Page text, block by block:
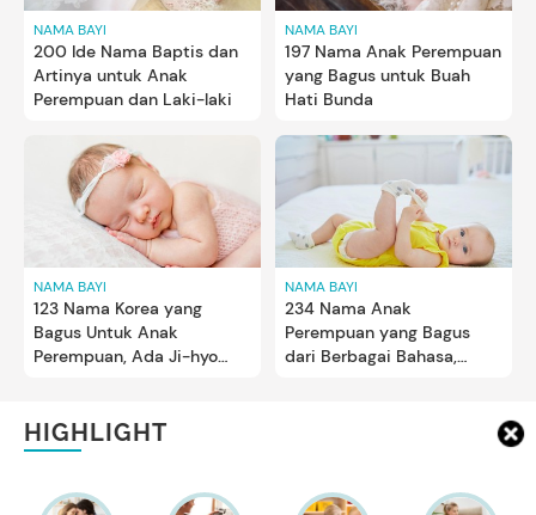
NAMA BAYI
200 Ide Nama Baptis dan
Artinya untuk Anak
Perempuan dan Laki-laki
NAMA BAYI
197 Nama Anak Perempuan
yang Bagus untuk Buah
Hati Bunda
NAMA BAYI
123 Nama Korea yang
Bagus Untuk Anak
Perempuan, Ada Ji-hyo
NAMA BAYI
234 Nama Anak
Perempuan yang Bagus
dari Berbagai Bahasa,
HIGHLIGHT